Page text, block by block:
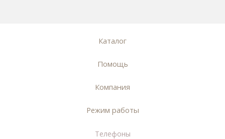
Каталог
Помощь
Компания
Режим работы
Телефоны